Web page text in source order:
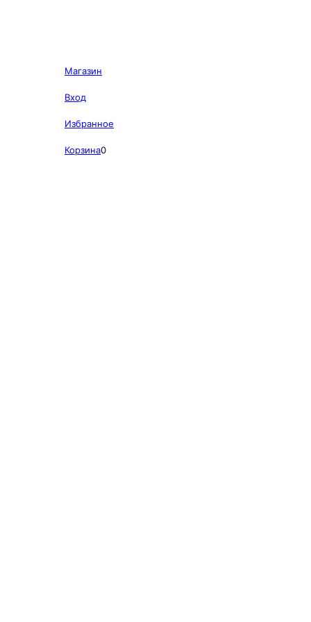
Магазин
Вход
Избранное
Корзина0